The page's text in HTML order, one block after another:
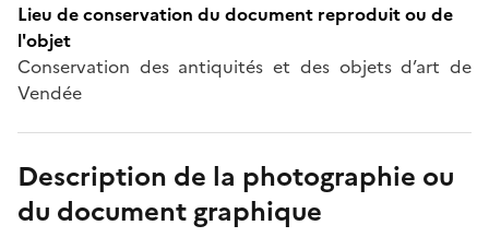
Lieu de conservation du document reproduit ou de
l'objet
Conservation des antiquités et des objets d’art de
Vendée
Description de la photographie ou
du document graphique